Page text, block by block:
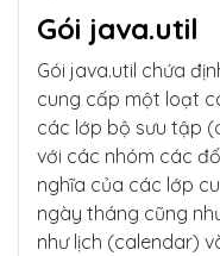
Gói java.util
Gói java.util chứa
cung cấp một loạt
các lớp bộ sưu tập
với các nhóm các
nghĩa của các lớp
ngày tháng cũng
như lịch (calendar)